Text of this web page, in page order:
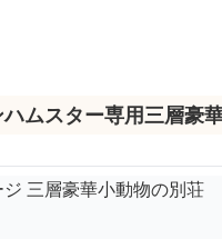
ムスター専用三層豪